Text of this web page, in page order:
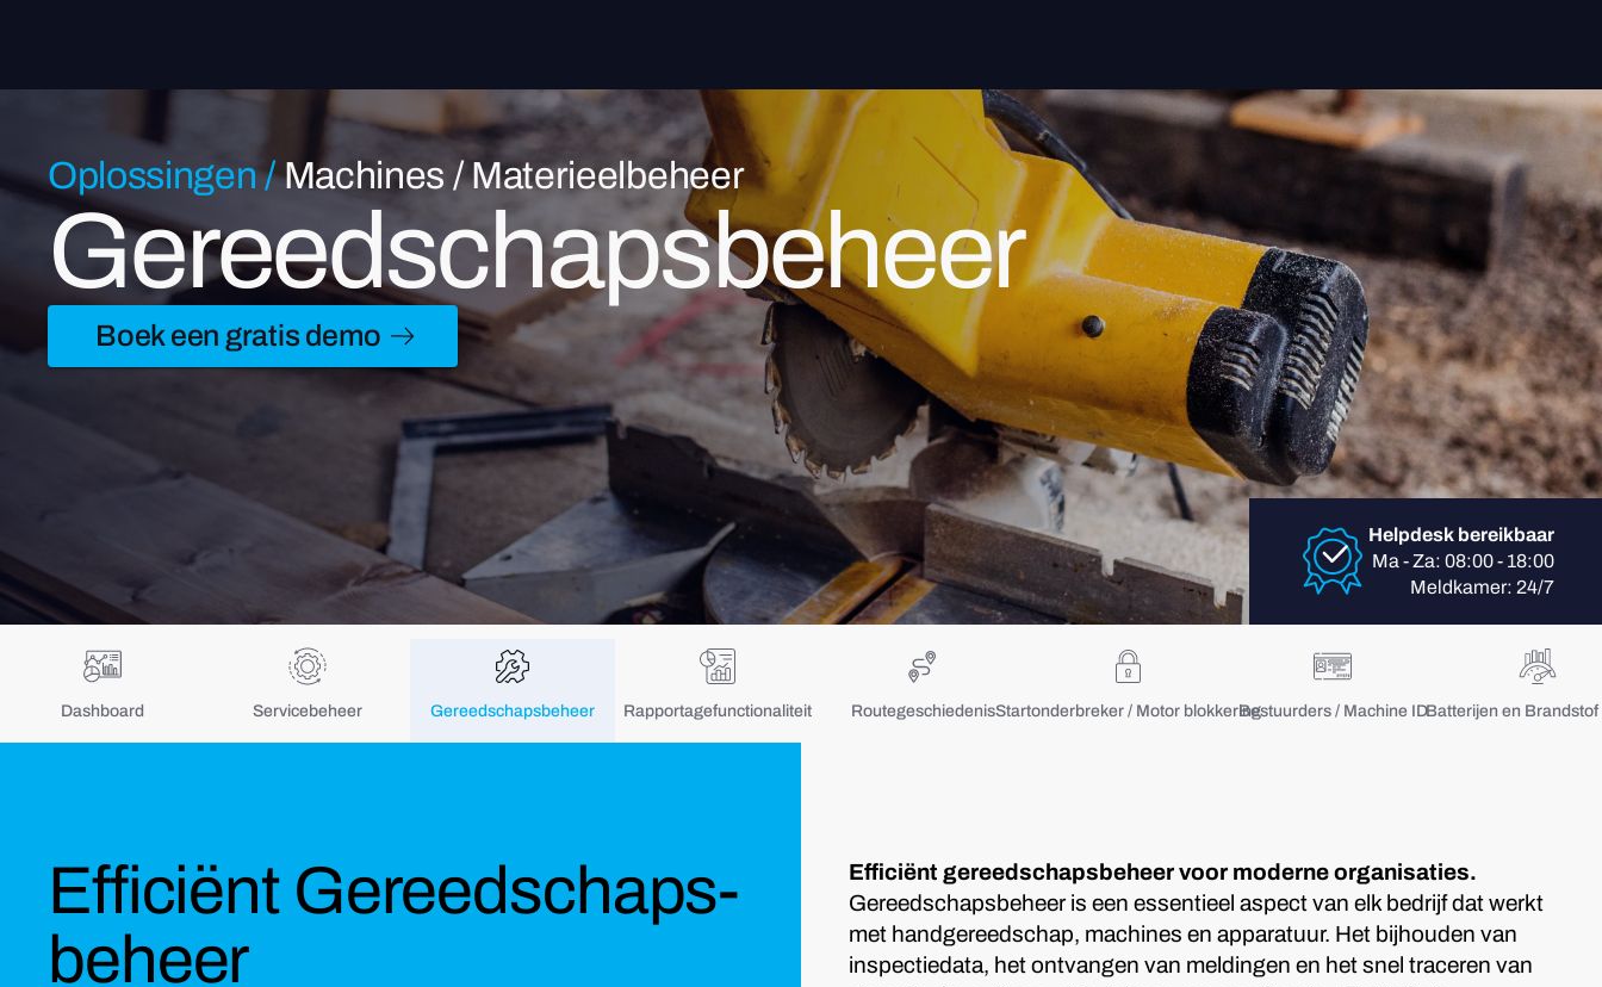
Sectoren
Insight App
Apparaten
Over ons
Contact
Login userLogin retailer
+31 088-9900106helpdesk@regentmobile.nl
Oplossingen/Machines / Materieelbeheer
Gereedschapsbeheer
Boek een gratis demo
Helpdesk bereikbaar
Ma - Za: 08:00 - 18:00
Meldkamer: 24/7
Dashboard Servicebeheer Gereedschapsbeheer Rapportagefunctionaliteit RoutegeschiedenisStartonderbreker / Motor blokkeringBestuurders / Machine IDBatterijen en Brandstof
Efficiënt Gereedschaps-
beheer
Efficiënt gereedschapsbeheer voor moderne organisaties.
Gereedschapsbeheer is een essentieel aspect van elk bedrijf dat werkt
met handgereedschap, machines en apparatuur. Het bijhouden van
inspectiedata, het ontvangen van meldingen en het snel traceren van